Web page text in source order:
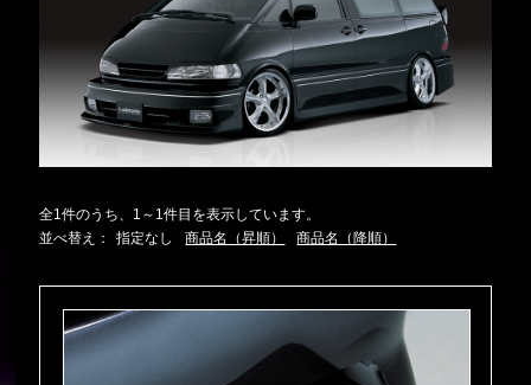
全1件のうち、1～1件目を表示しています。
並べ替え：
指定なし 商品名（昇順） 商品名（降順）